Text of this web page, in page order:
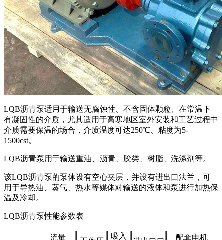
LQB沥青泵适用于输送无腐蚀性、不含固体颗粒、在常温下
有凝固性的介质，尤其适用于高寒地区室外安装和工艺过程中
介质需要保温的场合，介质温度可达250℃、粘度为5-
1500cst。
LQB沥青泵用于输送重油、沥青、胶类、树脂、洗涤剂等。
该LQB沥青泵的泵体设有空心夹层，并设有进出口法兰，可
用于导热油、蒸气、热水等媒体对输送的液体和泵进行加热保
温及冷却。
LQB沥青泵性能参数表
流量
吸入
配套电机